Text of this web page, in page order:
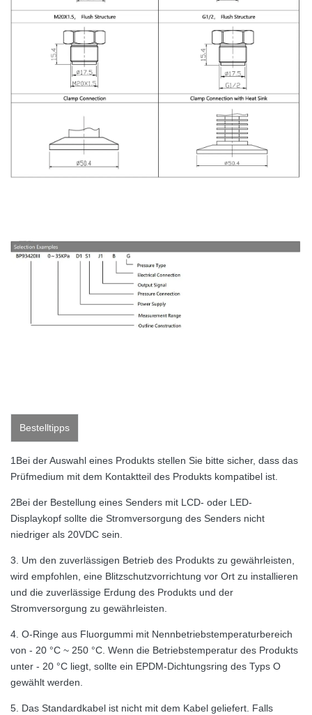
Bestelltipps
1Bei der Auswahl eines Produkts stellen Sie bitte sicher, dass das
Prüfmedium mit dem Kontaktteil des Produkts kompatibel ist.
2Bei der Bestellung eines Senders mit LCD- oder LED-
Displaykopf sollte die Stromversorgung des Senders nicht
niedriger als 20VDC sein.
3. Um den zuverlässigen Betrieb des Produkts zu gewährleisten,
wird empfohlen, eine Blitzschutzvorrichtung vor Ort zu installieren
und die zuverlässige Erdung des Produkts und der
Stromversorgung zu gewährleisten.
4. O-Ringe aus Fluorgummi mit Nennbetriebstemperaturbereich
von - 20 °C ~ 250 °C. Wenn die Betriebstemperatur des Produkts
unter - 20 °C liegt, sollte ein EPDM-Dichtungsring des Typs O
gewählt werden.
5. Das Standardkabel ist nicht mit dem Kabel geliefert. Falls